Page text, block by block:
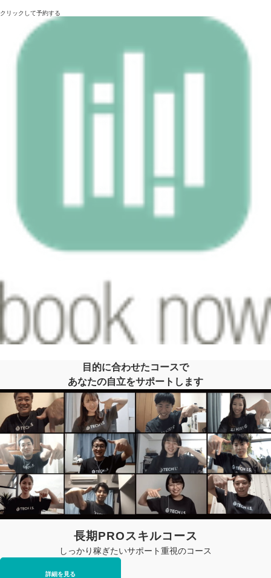
クリックして予約する
目的に合わせたコースで
あなたの自立をサポートします
長期PROスキルコース
しっかり稼ぎたいサポート重視のコース
詳細を見る